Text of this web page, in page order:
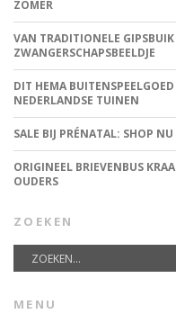
ZOMER
VAN TRADITIONELE
ZWANGERSCHAPSBEELDJE
DIT HEMA
NEDERLANDSE TUINEN
SALE BIJ PRÉNATAL: SHOP
ORIGINEEL BRIEVENBUS
OUDERS
ZOEKEN
MENU